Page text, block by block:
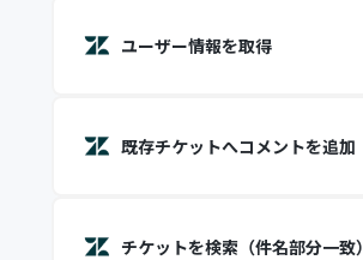
ユーザー情報を取得
既存チケットへコメントを追加
チケットを検索（件名部分一致）